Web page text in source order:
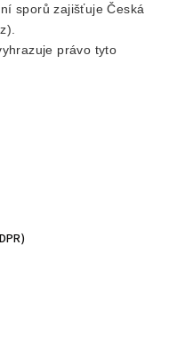
sporů zajišťuje Česká
právo tyto